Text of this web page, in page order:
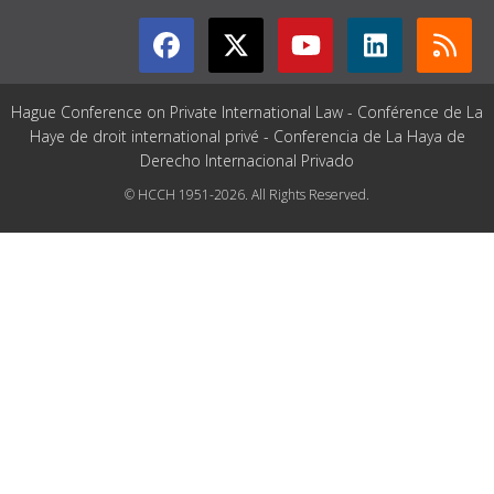
Hague Conference on Private International Law - Conférence de La
Haye de droit international privé - Conferencia de La Haya de
Derecho Internacional Privado
© HCCH 1951-2026. All Rights Reserved.